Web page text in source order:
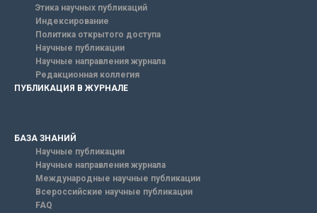
Этика научных публикаций
Индексирование
Политика открытого доступа
Научные публикации
Научные направления журнала
Редакционная коллегия
ПУБЛИКАЦИЯ В ЖУРНАЛЕ
БАЗА ЗНАНИЙ
Научные публикации
Научные направления журнала
Международные научные публикации
Всероссийские научные публикации
FAQ